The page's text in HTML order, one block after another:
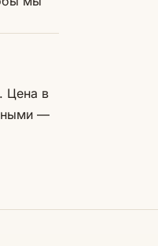
Цена в
—